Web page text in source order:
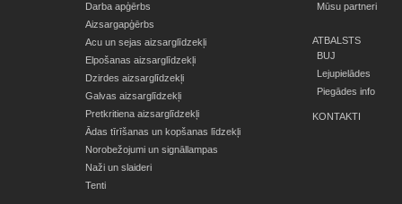
Darba apģērbs
Aizsargapģērbs
Acu un sejas aizsarglīdzekļi
Elpošanas aizsarglīdzekļi
Dzirdes aizsarglīdzekļi
Galvas aizsarglīdzekļi
Pretkritiena aizsarglīdzekļi
Ādas tīrīšanas un kopšanas līdzekļi
Norobežojumi un signāllampas
Naži un slaideri
Tenti
Mūsu partneri
ATBALSTS
BUJ
Lejupielādes
Piegādes info
KONTAKTI